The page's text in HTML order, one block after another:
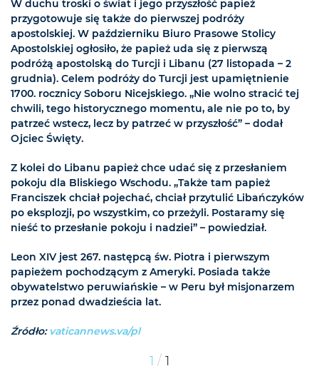
W duchu troski o świat i jego przyszłość papież
przygotowuje się także do pierwszej podróży
apostolskiej. W październiku Biuro Prasowe Stolicy
Apostolskiej ogłosiło, że papież uda się z pierwszą
podróżą apostolską do Turcji i Libanu (27 listopada – 2
grudnia). Celem podróży do Turcji jest upamiętnienie
1700. rocznicy Soboru Nicejskiego. „Nie wolno stracić tej
chwili, tego historycznego momentu, ale nie po to, by
patrzeć wstecz, lecz by patrzeć w przyszłość” – dodał
Ojciec Święty.
Z kolei do Libanu papież chce udać się z przesłaniem
pokoju dla Bliskiego Wschodu. „Także tam papież
Franciszek chciał pojechać, chciał przytulić Libańczyków
po eksplozji, po wszystkim, co przeżyli. Postaramy się
nieść to przesłanie pokoju i nadziei” – powiedział.
Leon XIV jest 267. następcą św. Piotra i pierwszym
papieżem pochodzącym z Ameryki. Posiada także
obywatelstwo peruwiańskie – w Peru był misjonarzem
przez ponad dwadzieścia lat.
Źródło: vaticannews.va/pl
1 / 1